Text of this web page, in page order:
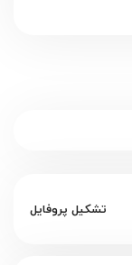
تشکیل پروفایل